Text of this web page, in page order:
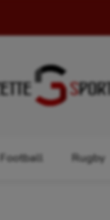
Football Rugby